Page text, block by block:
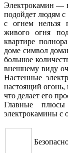
Электрокамин —
подойдет людям с
с огнем нельзя
живого огня
квартире
доме символ
большое
внешнему виду
Настенные
настоящий огонь,
что делает его
Главные плюсы
электрокамины с